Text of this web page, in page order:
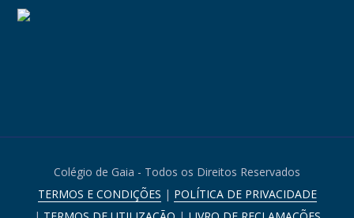
Colégio de Gaia - Todos os Direitos Reservados
TERMOS E CONDIÇÕES | POLÍTICA DE PRIVACIDADE